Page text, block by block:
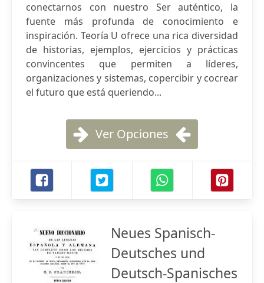
conectarnos con nuestro Ser auténtico, la
fuente más profunda de conocimiento e
inspiración. Teoría U ofrece una rica diversidad
de historias, ejemplos, ejercicios y prácticas
convincentes que permiten a líderes,
organizaciones y sistemas, copercibir y cocrear
el futuro que está queriendo...
Ver Opciones
Neues Spanisch-
Deutsches und
Deutsch-Spanisches